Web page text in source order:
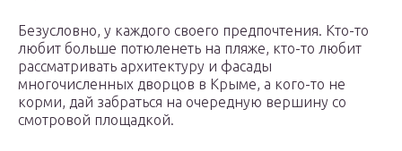
Безусловно, у каждого своего предпочтения. Кто-то
любит больше потюленеть на пляже, кто-то любит
рассматривать архитектуру и фасады
многочисленных дворцов в Крыме, а кого-то не
корми, дай забраться на очередную вершину со
смотровой площадкой.